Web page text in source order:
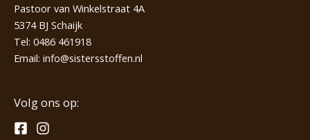
Pastoor van Winkelstraat 4A
5374 BJ Schaijk
Tel: 0486 461918
Email: info@sistersstoffen.nl
Volg ons op: